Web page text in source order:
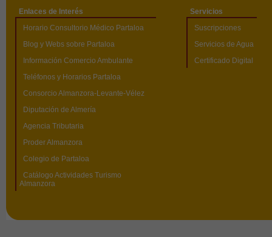
Enlaces de Interés
Horario Consultorio Médico Partaloa
Blog y Webs sobre Partaloa
Información Comercio Ambulante
Teléfonos y Horarios Partaloa
Consorcio Almanzora-Levante-Vélez
Diputación de Almería
Agencia Tributaria
Proder Almanzora
Colegio de Partaloa
Catálogo Actividades Turismo
Almanzora
Servicios
Suscripciones
Servicios de Agua
Certificado Digital